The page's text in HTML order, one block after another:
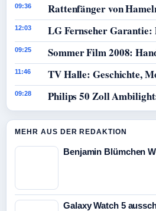
09:36 Rattenfänger von
12:03 LG Fernseher
09:25 Sommer Film 2008:
11:46 TV Halle: Geschichte,
09:28 Philips 50 Zoll
MEHR AUS DER REDAKTION
Benjamin Blümchen
Galaxy Watch 5